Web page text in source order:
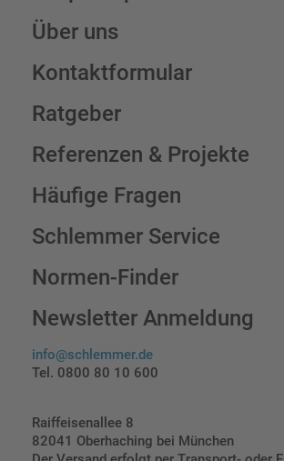
Über uns
Kontaktformular
Ratgeber
Referenzen & Projekte
Häufige Fragen
Schlemmer Service
Normen-Finder
Newsletter Anmeldung
info@schlemmer.de
Tel. 0800 80 10 600
Raiffeisenallee 8
82041 Oberhaching bei München